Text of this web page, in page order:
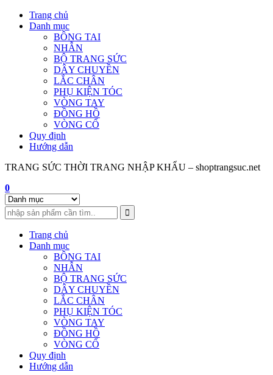
Skip
Trang chủ
Danh mục
BÔNG TAI
NHẪN
BỘ TRANG SỨC
DÂY CHUYỀN
LẮC CHÂN
PHỤ KIỆN TÓC
VÒNG TAY
ĐỒNG HỒ
VÒNG CỔ
Quy định
Hướng dẫn
TRANG SỨC THỜI TRANG NHẬP KHẨU – shoptrangsuc.net
0
Trang chủ
Danh mục
BÔNG TAI
NHẪN
BỘ TRANG SỨC
DÂY CHUYỀN
LẮC CHÂN
PHỤ KIỆN TÓC
VÒNG TAY
ĐỒNG HỒ
VÒNG CỔ
Quy định
Hướng dẫn